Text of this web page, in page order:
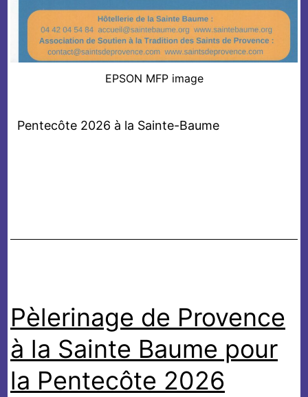
EPSON MFP image
Pentecôte 2026 à la Sainte-Baume
Pèlerinage de Provence
à la Sainte Baume pour
la Pentecôte 2026